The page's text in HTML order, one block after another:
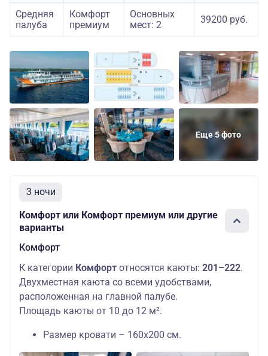
Средняя
палуба
Комфорт
премиум
Основных
мест: 2
39200 руб.
Еще 5 фото
3 ночи
Комфорт или Комфорт премиум или другие
варианты
Комфорт
К категории Комфорт относятся каюты: 201–222.
Двухместная каюта со всеми удобствами,
расположенная на главной палубе.
Площадь каюты от 10 до 12 м².
Размер кровати – 160х200 см.